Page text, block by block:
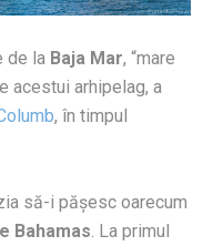
de la Baja Mar, “mare
acestui arhipelag, a
, în timpul
să-i pășesc oarecum
Bahamas. La primul